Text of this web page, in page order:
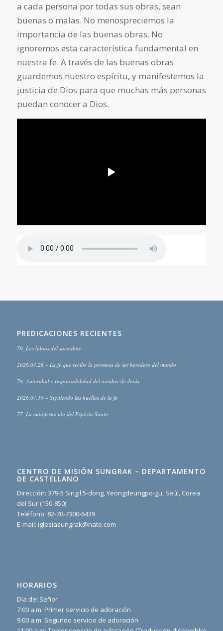
a cada persona por todas sus obras, sean
buenas o malas. No menospreciemos la
importancia de las buenas obras. No
ignoremos esta característica fundamental en
nuestra fe. A través de las buenas obras
guardemos nuestro espíritu, y manifestemos la
justicia de Dios para que muchas más personas
puedan conocer a Dios.
PREDICACIONES RECIENTES
79_Los labios del sacerdote
2026.07.26 – La fe que recibe la promesa de ser heredero del mundo
78_Autoridad y responsabilidad del nombre de Jesús
2026.07.19 – Siguiendo las huellas de la fe
77_La manifestación del Espíritu Santo
CENTRO DE MISIÓN SUNGRAK – DEPARTAMENTO
DE CASTELLANO
Dirección: 379-5 Singil 5-dong, Yeongdeungpo-gu, Seúl, Corea
del Sur (150-850)
Teléfono: 82-70-7300-6439
E-mail: iglesiasungrak@nate.com
HORARIOS
Día del Señor
7:00 a.m: Primer servicio de adoración
9:00 a.m: Segundo servicio de adoración